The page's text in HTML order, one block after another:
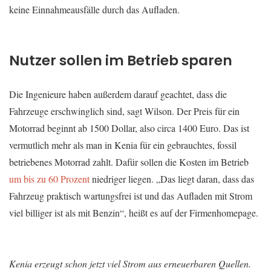
keine Einnahmeausfälle durch das Aufladen.
Nutzer sollen im Betrieb sparen
Die Ingenieure haben außerdem darauf geachtet, dass die
Fahrzeuge erschwinglich sind, sagt Wilson. Der Preis für ein
Motorrad beginnt ab 1500 Dollar, also circa 1400 Euro. Das ist
vermutlich mehr als man in Kenia für ein gebrauchtes, fossil
betriebenes Motorrad zahlt. Dafür sollen die Kosten im Betrieb
um bis zu 60 Prozentniedriger liegen. „Das liegt daran, dass das
Fahrzeug praktisch wartungsfrei ist und das Aufladen mit Strom
viel billiger ist als mit Benzin“, heißt es auf der Firmenhomepage.
Kenia erzeugt schon jetzt viel Strom aus erneuerbaren Quellen.